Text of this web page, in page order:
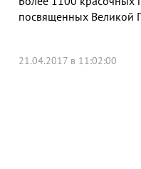
посвященных Великой
21.04.2017 в 11:02:00